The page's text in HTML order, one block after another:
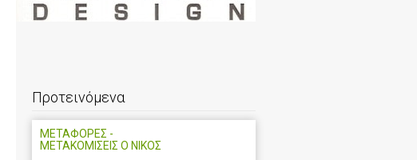
Προτεινόμενα
ΜΕΤΑΦΟΡΕΣ -
ΜΕΤΑΚΟΜΙΣΕΙΣ Ο ΝΙΚΟΣ